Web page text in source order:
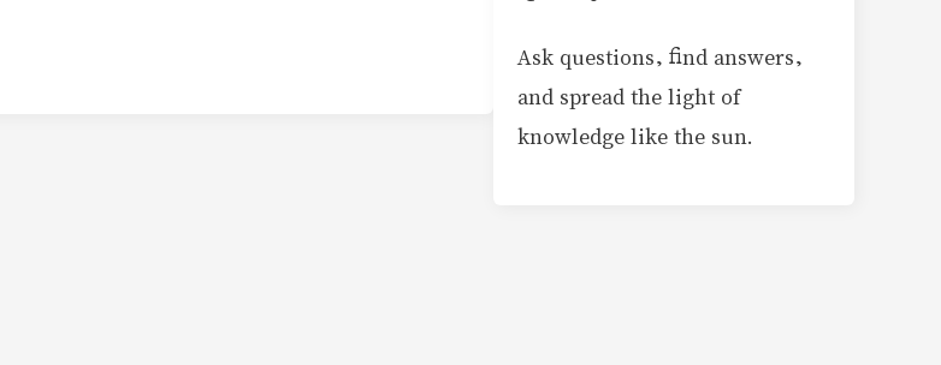
Ask questions, find answers,
and spread the light of
knowledge like the sun.